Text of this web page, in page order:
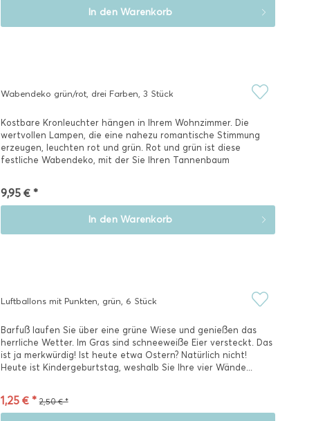
In den Warenkorb
Wabendeko grün/rot, drei Farben, 3 Stück
Kostbare Kronleuchter hängen in Ihrem Wohnzimmer. Die
wertvollen Lampen, die eine nahezu romantische Stimmung
erzeugen, leuchten rot und grün. Rot und grün ist diese
festliche Wabendeko, mit der Sie Ihren Tannenbaum
9,95 € *
In den Warenkorb
Luftballons mit Punkten, grün, 6 Stück
Barfuß laufen Sie über eine grüne Wiese und genießen das
herrliche Wetter. Im Gras sind schneeweiße Eier versteckt. Das
ist ja merkwürdig! Ist heute etwa Ostern? Natürlich nicht!
Heute ist Kindergeburtstag, weshalb Sie Ihre vier Wände...
1,25 € * 2,50 € *